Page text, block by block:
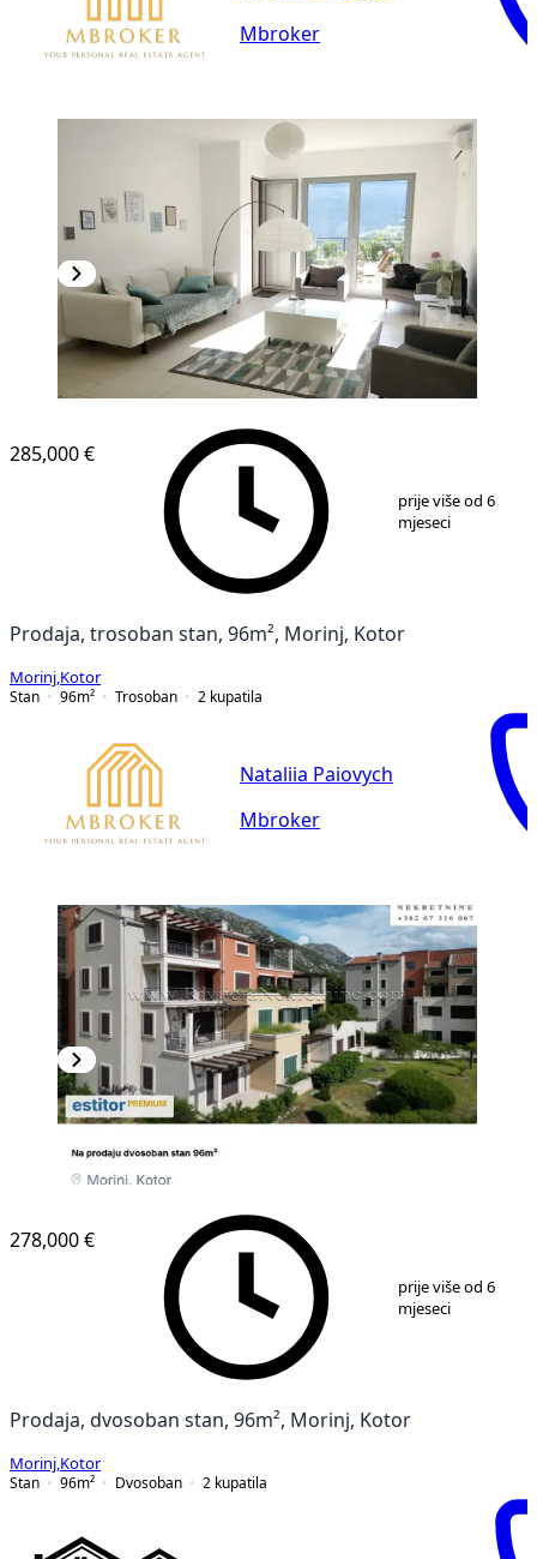
Mbroker
1 6
285,000 €
prije više od 6
mjeseci
Prodaja, trosoban stan, 96m², Morinj, Kotor
Morinj Kotor
Stan
96m² Trosoban 2 kupatila
Nataliia Paiovych
Mbroker
1 16
278,000 €
prije više od 6
mjeseci
Prodaja, dvosoban stan, 96m², Morinj, Kotor
Morinj Kotor
Stan
96m² Dvosoban 2 kupatila